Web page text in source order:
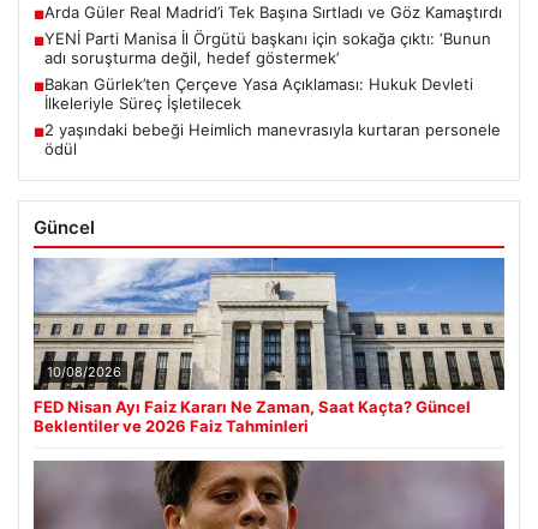
■Arda Güler Real Madrid’i Tek Başına Sırtladı ve Göz Kamaştırdı
■YENİ Parti Manisa İl Örgütü başkanı için sokağa çıktı: ‘Bunun
adı soruşturma değil, hedef göstermek’
■Bakan Gürlek’ten Çerçeve Yasa Açıklaması: Hukuk Devleti
İlkeleriyle Süreç İşletilecek
■2 yaşındaki bebeği Heimlich manevrasıyla kurtaran personele
ödül
Güncel
10/08/2026
FED Nisan Ayı Faiz Kararı Ne Zaman, Saat Kaçta? Güncel
Beklentiler ve 2026 Faiz Tahminleri